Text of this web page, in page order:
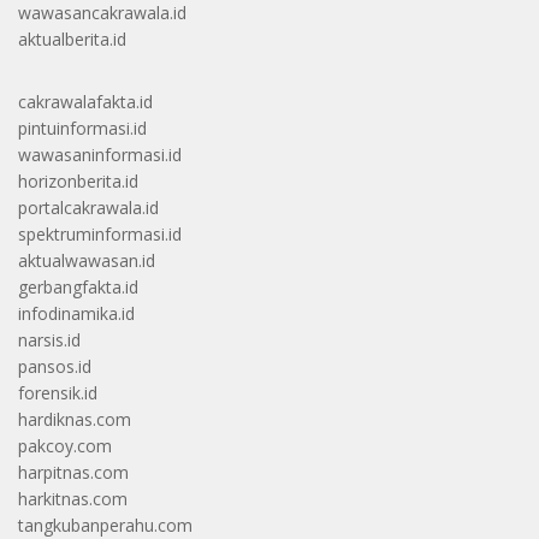
wawasancakrawala.id
aktualberita.id
cakrawalafakta.id
pintuinformasi.id
wawasaninformasi.id
horizonberita.id
portalcakrawala.id
spektruminformasi.id
aktualwawasan.id
gerbangfakta.id
infodinamika.id
narsis.id
pansos.id
forensik.id
hardiknas.com
pakcoy.com
harpitnas.com
harkitnas.com
tangkubanperahu.com